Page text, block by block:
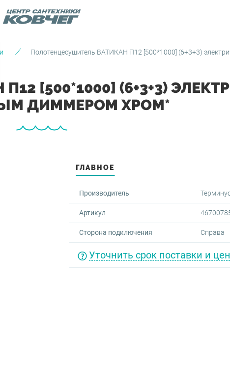
Полотенцесушитель ВАТИКАН П12 [500*1000] (6+3+3)
[500*1000] (6+3+3)
ДИММЕРОМ ХРОМ*
ГЛАВНОЕ
Производитель
Артикул
Сторона подключения Справа
Уточнить срок поставки и